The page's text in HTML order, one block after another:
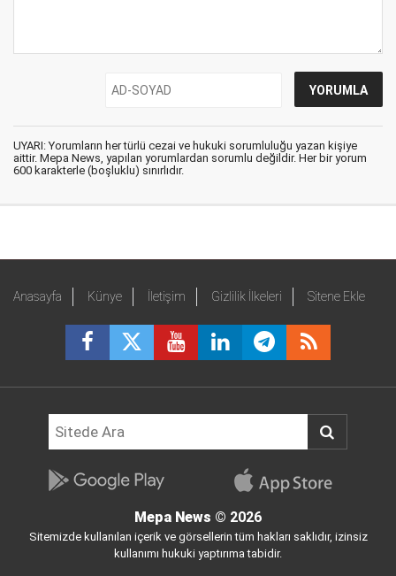
UYARI: Yorumların her türlü cezai ve hukuki sorumluluğu yazan kişiye
aittir. Mepa News, yapılan yorumlardan sorumlu değildir. Her bir yorum
600 karakterle (boşluklu) sınırlıdır.
Anasayfa Künye İletişim Gizlilik İlkeleri Sitene Ekle
Mepa News © 2026
Sitemizde kullanılan içerik ve görsellerin tüm hakları saklıdır, izinsiz
kullanımı hukuki yaptırıma tabidir.